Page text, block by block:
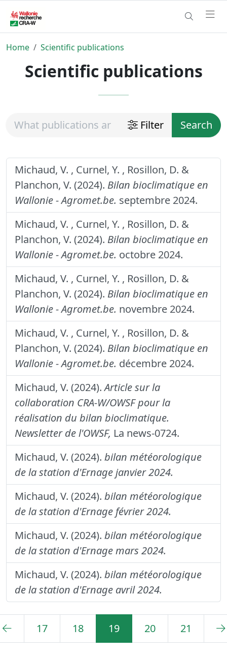
Home Scientific publications
Scientific publications
Filter Search
Michaud, V. , Curnel, Y. , Rosillon, D. &
Planchon, V. (2024). Bilan bioclimatique en
Wallonie - Agromet.be. septembre 2024.
Michaud, V. , Curnel, Y. , Rosillon, D. &
Planchon, V. (2024). Bilan bioclimatique en
Wallonie - Agromet.be. octobre 2024.
Michaud, V. , Curnel, Y. , Rosillon, D. &
Planchon, V. (2024). Bilan bioclimatique en
Wallonie - Agromet.be. novembre 2024.
Michaud, V. , Curnel, Y. , Rosillon, D. &
Planchon, V. (2024). Bilan bioclimatique en
Wallonie - Agromet.be. décembre 2024.
Michaud, V. (2024).Article sur la
collaboration CRA-W/OWSF pour la
réalisation du bilan bioclimatique.
Newsletter de l'OWSF, La news-0724.
Michaud, V. (2024). bilan météorologique
de la station d'Ernage janvier 2024.
Michaud, V. (2024). bilan météorologique
de la station d'Ernage février 2024.
Michaud, V. (2024). bilan météorologique
de la station d'Ernage mars 2024.
Michaud, V. (2024). bilan météorologique
de la station d'Ernage avril 2024.
17 18 19 20 21